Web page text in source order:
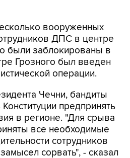
вооруженных
были заблокированы в
Грозного был введен
операции.
Чечни, бандиты
в регионе. "Для срыва
все необходимые
сотрудников
сорвать", - сказал